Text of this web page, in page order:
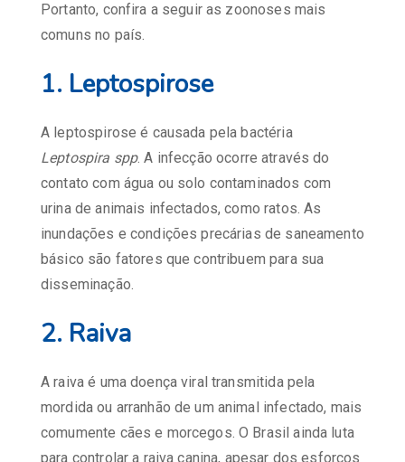
Portanto, confira a seguir as zoonoses mais
comuns no país.
1. Leptospirose
A leptospirose é causada pela bactéria
Leptospira spp. A infecção ocorre através do
contato com água ou solo contaminados com
urina de animais infectados, como ratos. As
inundações e condições precárias de saneamento
básico são fatores que contribuem para sua
disseminação.
2. Raiva
A raiva é uma doença viral transmitida pela
mordida ou arranhão de um animal infectado, mais
comumente cães e morcegos. O Brasil ainda luta
para controlar a raiva canina, apesar dos esforços